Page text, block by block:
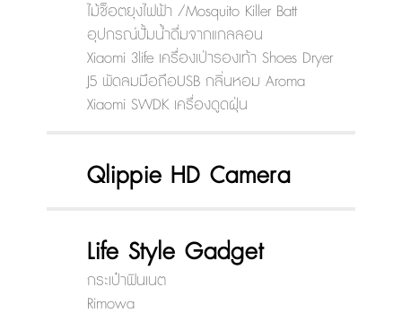
ไม้ช็อตยุงไฟฟ้า /Mosquito Killer Batt
อุปกรณ์ปั้มน้ำดื่มจากแกลลอน
Xiaomi 3life เครื่องเป่ารองเท้า Shoes Dryer
J5 พัดลมมือถือUSB กลิ่นหอม Aroma
Xiaomi SWDK เครื่องดูดฝุ่น
Qlippie HD Camera
Life Style Gadget
กระเป๋าฟินเนต
Rimowa